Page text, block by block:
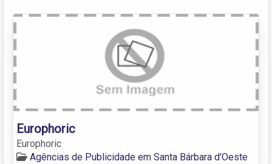
Europhoric
Europhoric
Agências de Publicidade em Santa Bárbara d'Oeste